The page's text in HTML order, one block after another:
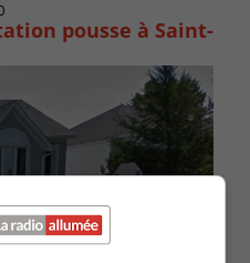
pousse à Saint-